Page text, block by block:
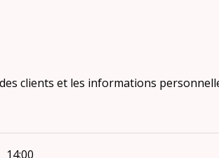
clients et les informations
14:00